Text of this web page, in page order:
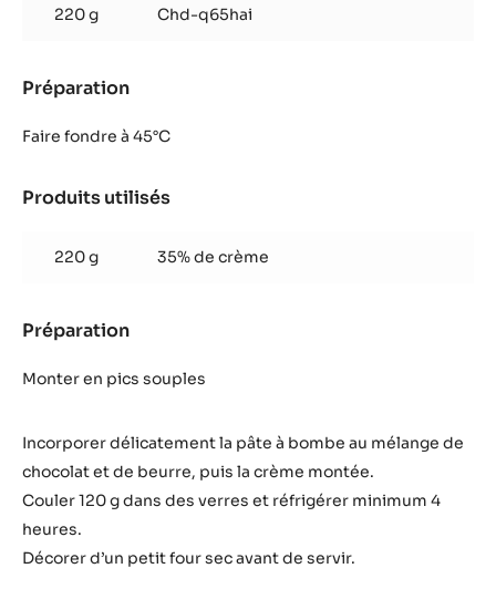
220 g Chd-q65hai
Préparation
Faire fondre à 45°C
Produits utilisés
220 g 35% de crème
Préparation
Monter en pics souples
Incorporer délicatement la pâte à bombe au mélange de
chocolat et de beurre, puis la crème montée.
Couler 120 g dans des verres et réfrigérer minimum 4
heures.
Décorer d’un petit four sec avant de servir.